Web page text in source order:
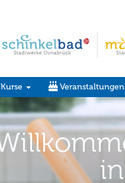
Kurse Veranstaltungen